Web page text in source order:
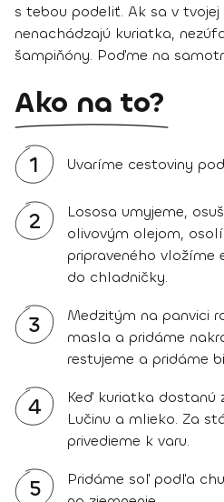
s tebou podeliť. Ak sa v
nenachádzajú kuriatka,
šampiňóny. Poďme na
Ako na to?
1 Uvaríme cestoviny
2
Lososa umyjeme,
olivovým olejom,
pripraveného vložíme
do chladničky.
3
Medzitým na panvici
masla a pridáme
restujeme a pridáme
4
Keď kuriatka dostanú
Lučinu a mlieko. Za
privedieme k varu.
5
Pridáme soľ podľa